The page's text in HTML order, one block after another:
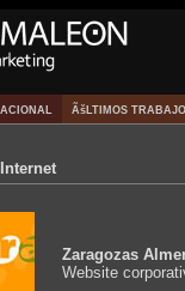
ÃšLTIMOS
Zaragozas
Website